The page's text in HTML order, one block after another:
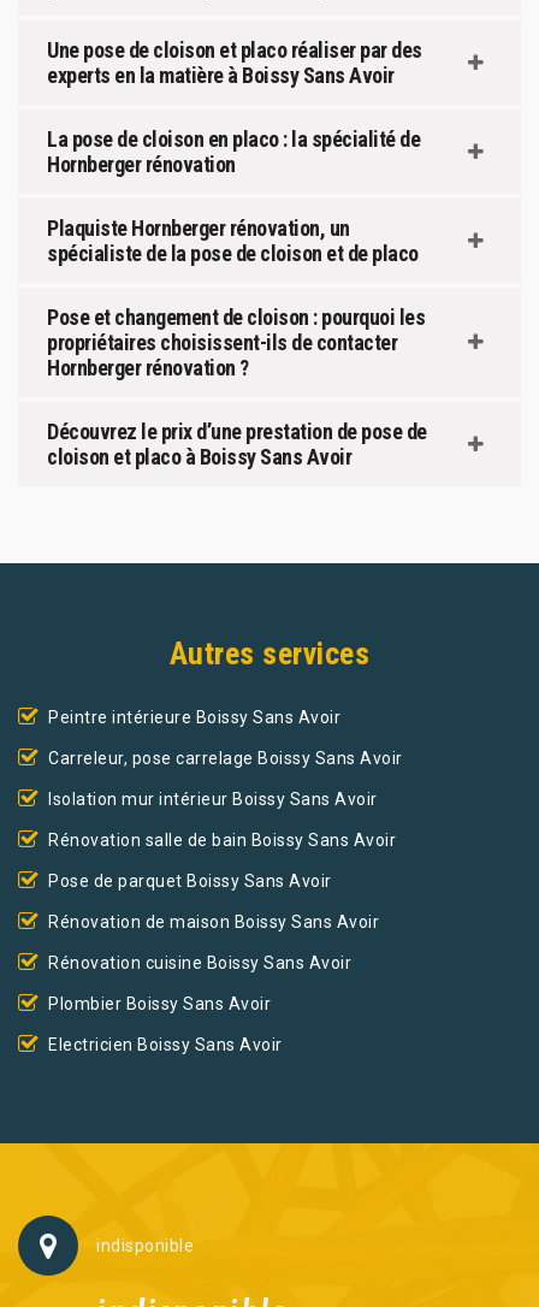
Une pose de cloison et placo réaliser par des
experts en la matière à Boissy Sans Avoir
La pose de cloison en placo : la spécialité de
Hornberger rénovation
Plaquiste Hornberger rénovation, un
spécialiste de la pose de cloison et de placo
Pose et changement de cloison : pourquoi les
propriétaires choisissent-ils de contacter
Hornberger rénovation ?
Découvrez le prix d’une prestation de pose de
cloison et placo à Boissy Sans Avoir
Autres services
Peintre intérieure Boissy Sans Avoir
Carreleur, pose carrelage Boissy Sans Avoir
Isolation mur intérieur Boissy Sans Avoir
Rénovation salle de bain Boissy Sans Avoir
Pose de parquet Boissy Sans Avoir
Rénovation de maison Boissy Sans Avoir
Rénovation cuisine Boissy Sans Avoir
Plombier Boissy Sans Avoir
Electricien Boissy Sans Avoir
indisponible